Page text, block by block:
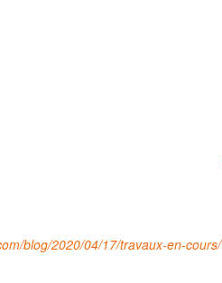
blog/2020/04/17/travaux-en-cours/